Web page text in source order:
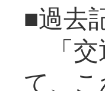
■過去
「交
て、